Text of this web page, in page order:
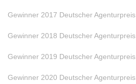
Gewinner 2017 Deutscher Agenturpreis
Gewinner 2018 Deutscher Agenturpreis
Gewinner 2019 Deutscher Agenturpreis
Gewinner 2020 Deutscher Agenturpreis